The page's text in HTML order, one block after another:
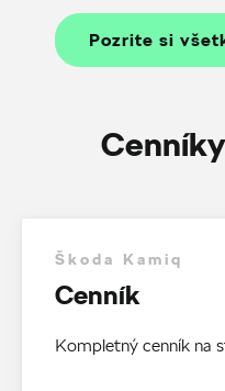
Pozrite si
Škoda Kamiq
Cenník
Kompletný cenník na